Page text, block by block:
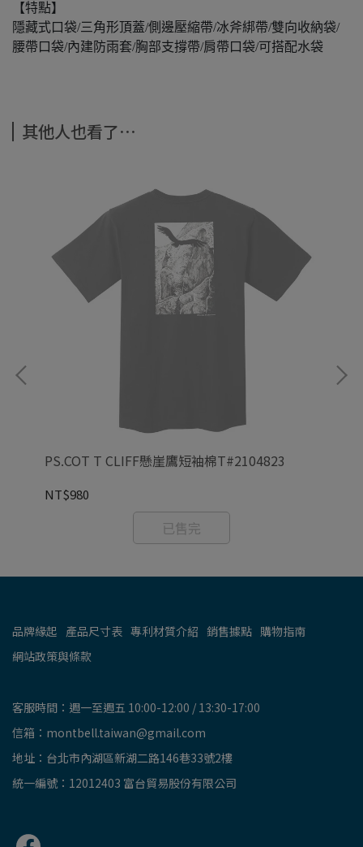
【特點】
隱藏式口袋/三角形頂蓋/側邊壓縮帶/冰斧綁帶/雙向收納袋/
腰帶口袋/內建防雨套/胸部支撐帶/肩帶口袋/可搭配水袋
其他人也看了⋯
PS.COT T CLIFF懸崖鷹短袖棉T#2104823
NT$980
已售完
品牌緣起 產品尺寸表 專利材質介紹 銷售據點 購物指南
網站政策與條款
客服時間：週一至週五 10:00-12:00 / 13:30-17:00
信箱：montbell.taiwan@gmail.com
地址：台北市內湖區新湖二路146巷33號2樓
統一編號：12012403 富台貿易股份有限公司